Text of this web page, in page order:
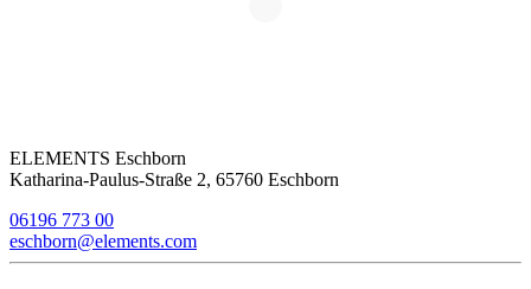
ELEMENTS Eschborn
Katharina-Paulus-Straße 2, 65760 Eschborn
06196 773 00
eschborn@elements.com